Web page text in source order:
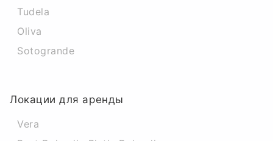
Tudela
Oliva
Sotogrande
Локации для аренды
Vera